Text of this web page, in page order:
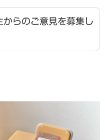
らのご意見を募集し